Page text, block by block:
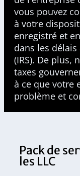
vous pouvez
à votre
enregistré et
dans les délais
(IRS). De plus,
taxes
à ce que votre
problème et
Pack de
les LLC